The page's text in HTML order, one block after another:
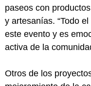
paseos con
y artesanías. “Todo
este evento y es
activa de la
Otros de los